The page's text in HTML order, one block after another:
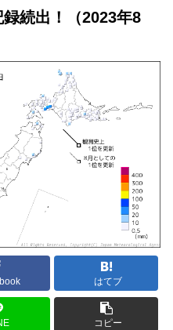
続出！（2023年8
はてブ
コピー